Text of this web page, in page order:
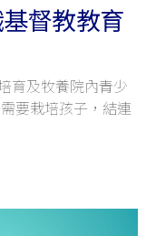
督教教育
育及牧養院內青少
要栽培孩子，結連